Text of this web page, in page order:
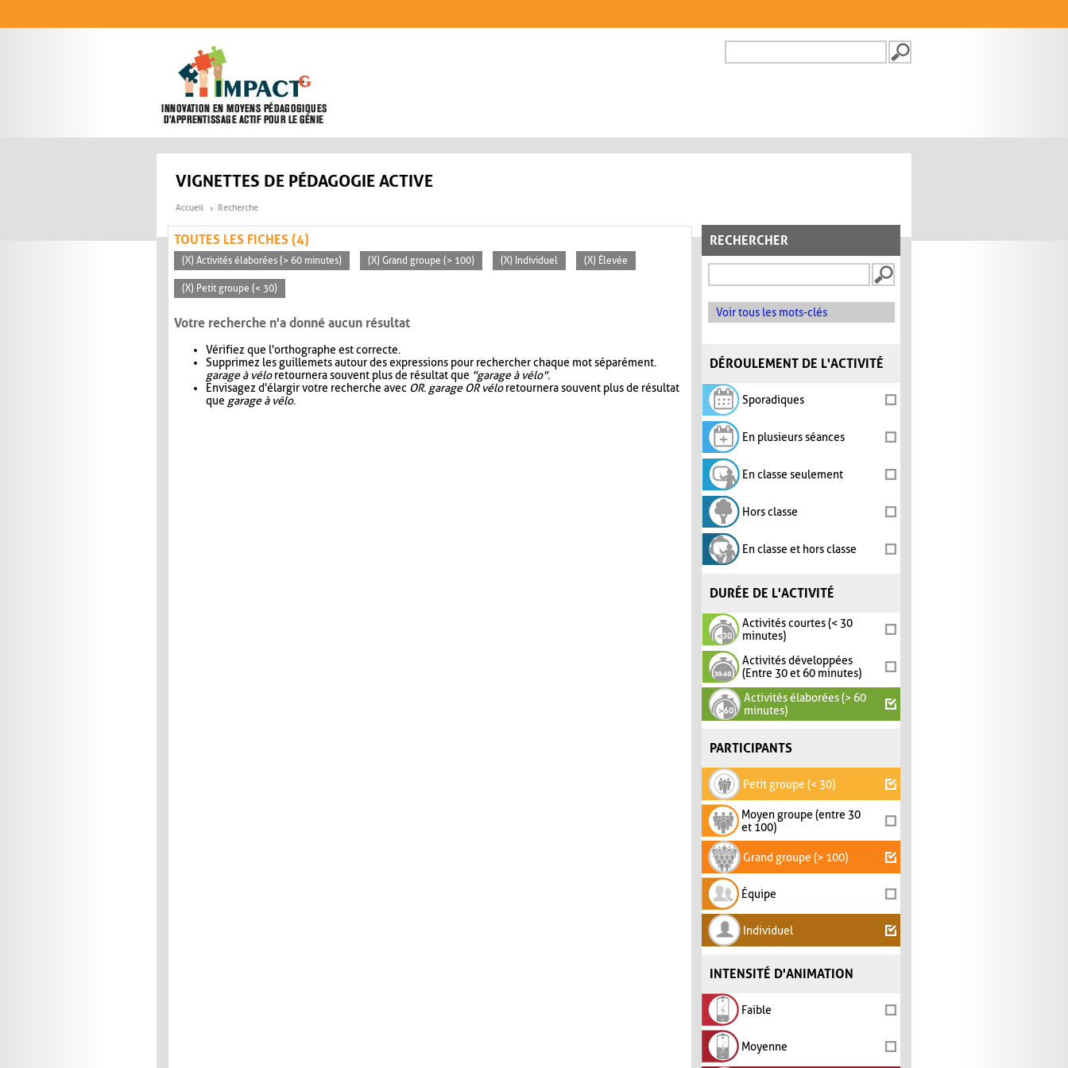
FORMULAIRE DE
VIGNETTES DE PÉDAGOGIE ACTIVE
Accueil Recherche
RECHERCHER
Voir tous les mots-clés
DÉROULEMENT DE L'ACTIVITÉ
Sporadiques
En plusieurs séances
En classe seulement
Hors classe
En classe et hors classe
DURÉE DE L'ACTIVITÉ
Activités courtes (< 30
minutes)
Activités développées
(Entre 30 et 60 minutes)
Activités élaborées (> 60
minutes)
PARTICIPANTS
Petit groupe (< 30)
Moyen groupe (entre 30
et 100)
Grand groupe (> 100)
Équipe
Individuel
INTENSITÉ D'ANIMATION
Faible
Moyenne
TOUTES LES FICHES (4)
(X) Activités élaborées (> 60 minutes) (X) Grand groupe (> 100) (X) Individuel (X) Élevée
(X) Petit groupe (< 30)
Votre recherche n'a donné aucun résultat
Vérifiez que l'orthographe est correcte.
Supprimez les guillemets autour des expressions pour rechercher chaque mot séparément.
garage à véloretournera souvent plus de résultat que "garage à vélo".
Envisagez d'élargir votre recherche avec OR. garage OR véloretournera souvent plus de résultat
que garage à vélo.